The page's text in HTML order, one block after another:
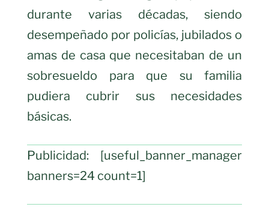
durante varias décadas, siendo
desempeñado por policías, jubilados o
amas de casa que necesitaban de un
sobresueldo para que su familia
pudiera cubrir sus necesidades
básicas.
Publicidad: [useful_banner_manager
banners=24 count=1]